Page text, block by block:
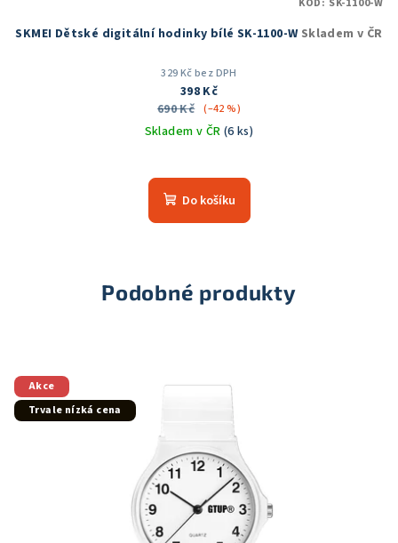
SKMEI Dětské digitální hodinky bílé SK-1100-W Skladem v ČR
329 Kč bez DPH
398 Kč
690 Kč (–42 %)
Skladem v ČR (6 ks)
hodnocení
produktu
hvězdiček.
Do košíku
Podobné produkty
Akce
Trvale nízká cena